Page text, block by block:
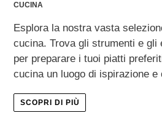
CUCINA
Esplora la nostra vasta
cucina. Trova gli strumenti e gli
per preparare i tuoi piatti
cucina un luogo di ispirazione
SCOPRI DI PIÙ